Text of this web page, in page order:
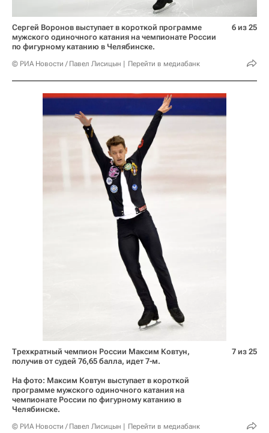
Сергей Воронов выступает в короткой программе
мужского одиночного катания на чемпионате России
по фигурному катанию в Челябинске.
© РИА Новости / Павел Лисицын Перейти в медиабанк
6 из 25
Трехкратный чемпион России Максим Ковтун,
получив от судей 76,65 балла, идет 7-м.
На фото: Максим Ковтун выступает в короткой
программе мужского одиночного катания на
чемпионате России по фигурному катанию в
Челябинске.
© РИА Новости / Павел Лисицын Перейти в медиабанк
7 из 25